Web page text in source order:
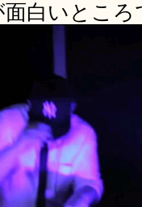
白いところ